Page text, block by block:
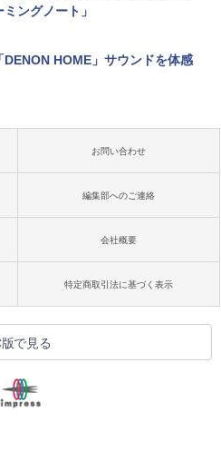
ミングノート」
DENON HOME」サウンドを体感
お問い合わせ
編集部へのご連絡
会社概要
特定商取引法に基づく表示
で見る